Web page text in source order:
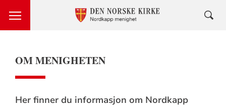
OM MENIGHETEN
Her finner du informasjon om Nordkapp